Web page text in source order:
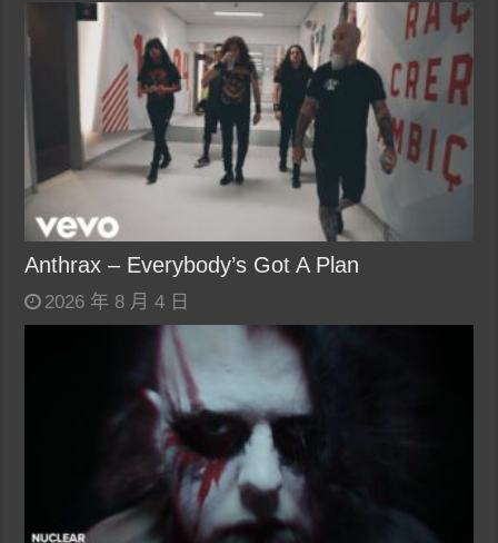
Anthrax – Everybody’s Got A Plan
2026 年 8 月 4 日